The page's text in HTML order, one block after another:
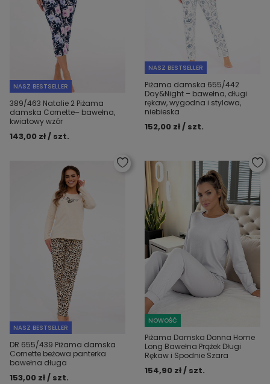
NASZ BESTSELLER
389/463 Natalie 2 Piżama
damska Cornette– bawełna,
kwiatowy wzór
143,00 zł / szt.
NASZ BESTSELLER
Piżama damska 655/442
Day&Night – bawełna, długi
rękaw, wygodna i stylowa,
niebieska
152,00 zł / szt.
NASZ BESTSELLER
DR 655/439 Piżama damska
Cornette beżowa panterka
bawełna długa
153,00 zł / szt.
NOWOŚĆ
Piżama Damska Donna Home
Long Bawełna Prążek Długi
Rękaw i Spodnie Szara
154,90 zł / szt.